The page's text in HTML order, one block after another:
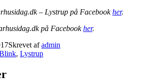
– Lystrup på Facebookher.
på Facebookher.
Skrevet afadmin
, Lystrup